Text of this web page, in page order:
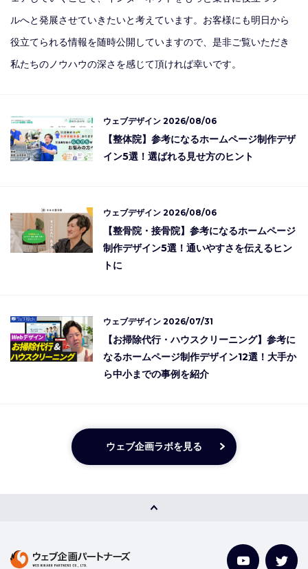
ルへと発展させていきたいと考えています。お客様にも明日から
役立てられる情報を随時公開していますので、是非ご覧いただき
私たちのノウハウの深さを感じて頂ければ幸いです。
ウェブデザイン 2026/08/06
【整体院】参考になるホームページ制作デザ
イン5選！選ばれる見せ方のヒント
ウェブデザイン 2026/08/06
【整骨院・接骨院】参考になるホームページ
制作デザイン5選！通いやすさを伝えるヒン
トに
ウェブデザイン 2026/07/31
【お掃除代行・ハウスクリーニング】参考に
なるホームページ制作デザイン12選！大手か
ら中小までの事例を紹介
ウェブ企画ラボを見る